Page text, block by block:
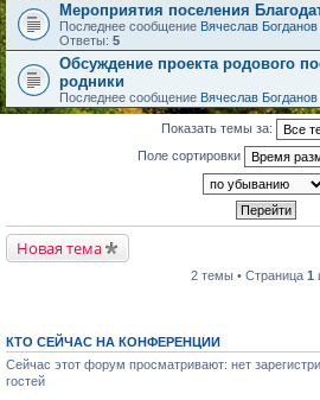
Мероприятия поселения
Последнее сообщение Вячеслав Богданов
Ответы: 5
Обсуждение проекта родового
родники
Последнее сообщение Вячеслав Богданов
Показать темы за:
Поле сортировки
Новая тема
2 темы • Страница 1
КТО СЕЙЧАС НА КОНФЕРЕНЦИИ
Сейчас этот форум просматривают: нет
гостей